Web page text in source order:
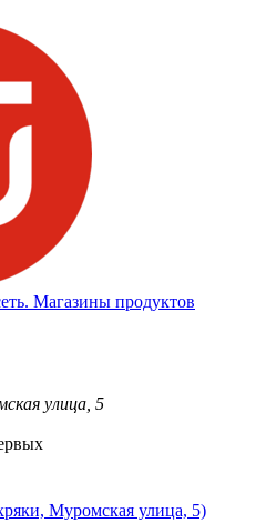
Магазины продуктов
улица, 5
Муромская улица, 5)